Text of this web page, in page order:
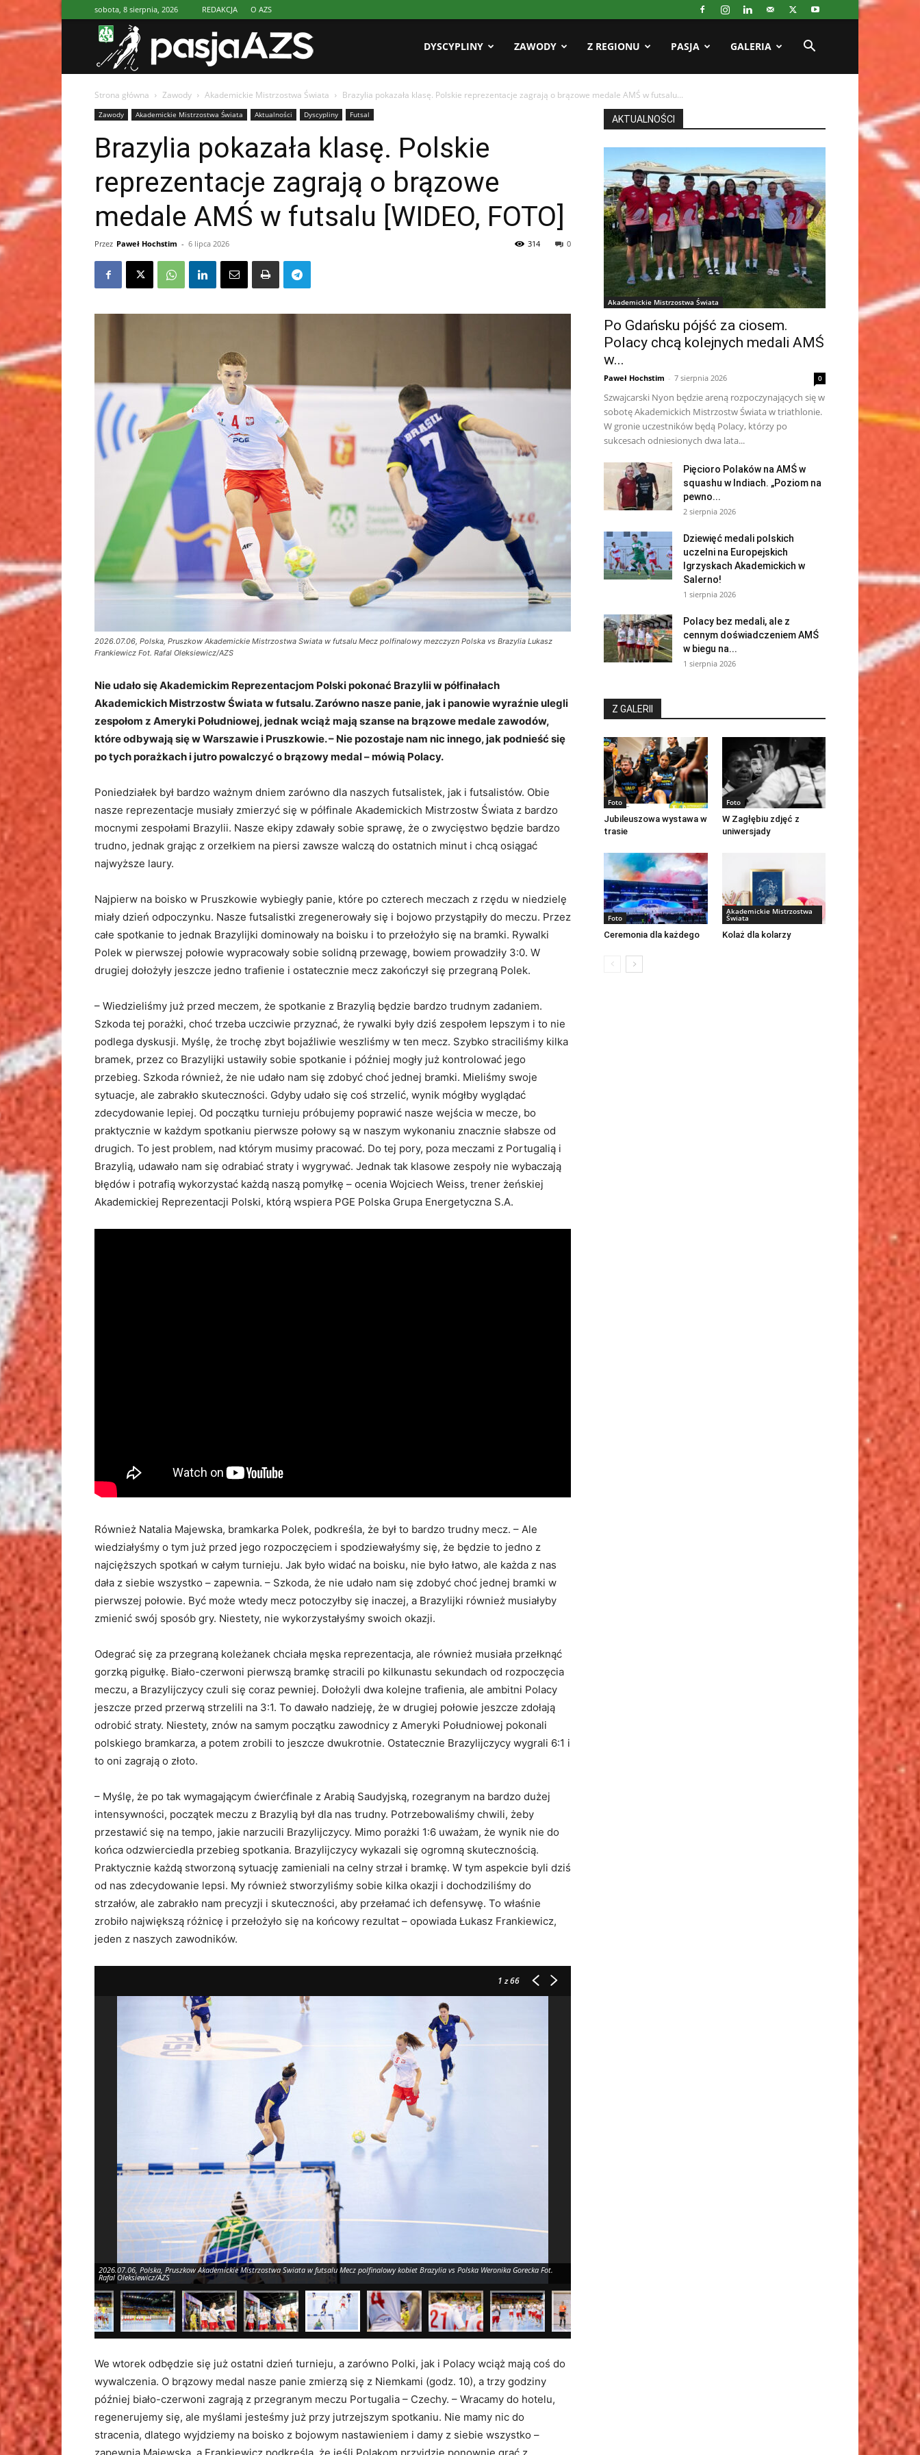
sobota, 8 sierpnia, 2026 REDAKCJA O AZS
AZS
DYSCYPLINY ZAWODY Z REGIONU PASJA GALERIA
Strona główna Zawody Akademickie Mistrzostwa Świata Brazylia pokazała klasę. Polskie reprezentacje zagrają o brązowe medale AMŚ w futsalu...
Zawody Akademickie Mistrzostwa Świata Aktualności Dyscypliny Futsal
Brazylia pokazała klasę. Polskie
reprezentacje zagrają o brązowe
medale AMŚ w futsalu [WIDEO, FOTO]
Przez Paweł Hochstim - 6 lipca 2026 0
314
2026.07.06, Polska, Pruszkow Akademickie Mistrzostwa Swiata w futsalu Mecz polfinalowy mezczyzn Polska vs Brazylia Lukasz
Frankiewicz Fot. Rafal Oleksiewicz/AZS
Nie udało się Akademickim Reprezentacjom Polski pokonać Brazylii w półfinałach
Akademickich Mistrzostw Świata w futsalu. Zarówno nasze panie, jak i panowie wyraźnie ulegli
zespołom z Ameryki Południowej, jednak wciąż mają szanse na brązowe medale zawodów,
które odbywają się w Warszawie i Pruszkowie. – Nie pozostaje nam nic innego, jak podnieść się
po tych porażkach i jutro powalczyć o brązowy medal – mówią Polacy.
Poniedziałek był bardzo ważnym dniem zarówno dla naszych futsalistek, jak i futsalistów. Obie
nasze reprezentacje musiały zmierzyć się w półfinale Akademickich Mistrzostw Świata z bardzo
mocnymi zespołami Brazylii. Nasze ekipy zdawały sobie sprawę, że o zwycięstwo będzie bardzo
trudno, jednak grając z orzełkiem na piersi zawsze walczą do ostatnich minut i chcą osiągać
najwyższe laury.
Najpierw na boisko w Pruszkowie wybiegły panie, które po czterech meczach z rzędu w niedzielę
miały dzień odpoczynku. Nasze futsalistki zregenerowały się i bojowo przystąpiły do meczu. Przez
całe spotkanie to jednak Brazylijki dominowały na boisku i to przełożyło się na bramki. Rywalki
Polek w pierwszej połowie wypracowały sobie solidną przewagę, bowiem prowadziły 3:0. W
drugiej dołożyły jeszcze jedno trafienie i ostatecznie mecz zakończył się przegraną Polek.
– Wiedzieliśmy już przed meczem, że spotkanie z Brazylią będzie bardzo trudnym zadaniem.
Szkoda tej porażki, choć trzeba uczciwie przyznać, że rywalki były dziś zespołem lepszym i to nie
podlega dyskusji. Myślę, że trochę zbyt bojaźliwie weszliśmy w ten mecz. Szybko straciliśmy kilka
bramek, przez co Brazylijki ustawiły sobie spotkanie i później mogły już kontrolować jego
przebieg. Szkoda również, że nie udało nam się zdobyć choć jednej bramki. Mieliśmy swoje
sytuacje, ale zabrakło skuteczności. Gdyby udało się coś strzelić, wynik mógłby wyglądać
zdecydowanie lepiej. Od początku turnieju próbujemy poprawić nasze wejścia w mecze, bo
praktycznie w każdym spotkaniu pierwsze połowy są w naszym wykonaniu znacznie słabsze od
drugich. To jest problem, nad którym musimy pracować. Do tej pory, poza meczami z Portugalią i
Brazylią, udawało nam się odrabiać straty i wygrywać. Jednak tak klasowe zespoły nie wybaczają
błędów i potrafią wykorzystać każdą naszą pomyłkę – ocenia Wojciech Weiss, trener żeńskiej
Akademickiej Reprezentacji Polski, którą wspiera PGE Polska Grupa Energetyczna S.A.
Również Natalia Majewska, bramkarka Polek, podkreśla, że był to bardzo trudny mecz. – Ale
wiedziałyśmy o tym już przed jego rozpoczęciem i spodziewałyśmy się, że będzie to jedno z
najcięższych spotkań w całym turnieju. Jak było widać na boisku, nie było łatwo, ale każda z nas
dała z siebie wszystko – zapewnia. – Szkoda, że nie udało nam się zdobyć choć jednej bramki w
pierwszej połowie. Być może wtedy mecz potoczyłby się inaczej, a Brazylijki również musiałyby
zmienić swój sposób gry. Niestety, nie wykorzystałyśmy swoich okazji.
Odegrać się za przegraną koleżanek chciała męska reprezentacja, ale również musiała przełknąć
gorzką pigułkę. Biało-czerwoni pierwszą bramkę stracili po kilkunastu sekundach od rozpoczęcia
meczu, a Brazylijczycy czuli się coraz pewniej. Dołożyli dwa kolejne trafienia, ale ambitni Polacy
jeszcze przed przerwą strzelili na 3:1. To dawało nadzieję, że w drugiej połowie jeszcze zdołają
odrobić straty. Niestety, znów na samym początku zawodnicy z Ameryki Południowej pokonali
polskiego bramkarza, a potem zrobili to jeszcze dwukrotnie. Ostatecznie Brazylijczycy wygrali 6:1 i
to oni zagrają o złoto.
– Myślę, że po tak wymagającym ćwierćfinale z Arabią Saudyjską, rozegranym na bardzo dużej
intensywności, początek meczu z Brazylią był dla nas trudny. Potrzebowaliśmy chwili, żeby
przestawić się na tempo, jakie narzucili Brazylijczycy. Mimo porażki 1:6 uważam, że wynik nie do
końca odzwierciedla przebieg spotkania. Brazylijczycy wykazali się ogromną skutecznością.
Praktycznie każdą stworzoną sytuację zamieniali na celny strzał i bramkę. W tym aspekcie byli dziś
od nas zdecydowanie lepsi. My również stworzyliśmy sobie kilka okazji i dochodziliśmy do
strzałów, ale zabrakło nam precyzji i skuteczności, aby przełamać ich defensywę. To właśnie
zrobiło największą różnicę i przełożyło się na końcowy rezultat – opowiada Łukasz Frankiewicz,
jeden z naszych zawodników.
1z 66
2026.07.06, Polska, Pruszkow Akademickie Mistrzostwa Swiata w futsalu Mecz polfinalowy kobiet Brazylia vs Polska Weronika Gorecka Fot.
Rafal Oleksiewicz/AZS
2026.07.06, Polska, Pruszkow Akademickie Mistrzostwa Swiata w futsalu Mecz polfinalowy mezczyzn
We wtorek odbędzie się już ostatni dzień turnieju, a zarówno Polki, jak i Polacy wciąż mają coś do
wywalczenia. O brązowy medal nasze panie zmierzą się z Niemkami (godz. 10), a trzy godziny
później biało-czerwoni zagrają z przegranym meczu Portugalia – Czechy. – Wracamy do hotelu,
regenerujemy się, ale myślami jesteśmy już przy jutrzejszym spotkaniu. Nie mamy nic do
stracenia, dlatego wyjdziemy na boisko z bojowym nastawieniem i damy z siebie wszystko –
zapewnia Majewska, a Frankiewicz podkreśla, że jeśli Polakom przyjdzie ponownie grać z
AKTUALNOŚCI
Akademickie Mistrzostwa Świata
Po Gdańsku pójść za ciosem.
Polacy chcą kolejnych medali AMŚ
w...
Paweł Hochstim - 7 sierpnia 2026 0
Szwajcarski Nyon będzie areną rozpoczynających się w
sobotę Akademickich Mistrzostw Świata w triathlonie.
W gronie uczestników będą Polacy, którzy po
sukcesach odniesionych dwa lata...
Pięcioro Polaków na AMŚ w
squashu w Indiach. „Poziom na
pewno...
2 sierpnia 2026
Dziewięć medali polskich
uczelni na Europejskich
Igrzyskach Akademickich w
Salerno!
1 sierpnia 2026
Polacy bez medali, ale z
cennym doświadczeniem AMŚ
w biegu na...
1 sierpnia 2026
Z GALERII
Foto
Jubileuszowa wystawa w
trasie
Foto
W Zagłębiu zdjęć z
uniwersjady
Foto
Ceremonia dla każdego
Akademickie Mistrzostwa
Świata
Kolaż dla kolarzy